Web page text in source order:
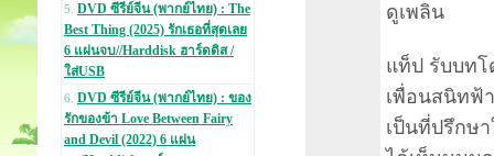
5. DVD ซีรีย์จีน (พากย์ไทย) : The
Best Thing (2025) รักเธอที่สุดเลย
6 แผ่นจบ//Harddisk ฮาร์ดดิส /
ใส่USB
6. DVD ซีรีย์จีน (พากย์ไทย) : ของ
รักของข้า Love Between Fairy
and Devil (2022) 6 แผ่น
ดูเพลิน
แท็ป รับบท
เพื่อนสนิทฟ้
เป็นที่ปรึกษ